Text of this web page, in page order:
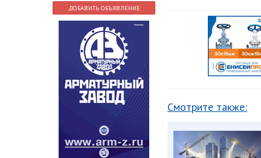
ДОБАВИТЬ ОБЪЯВЛЕНИЕ
Смотрите также: